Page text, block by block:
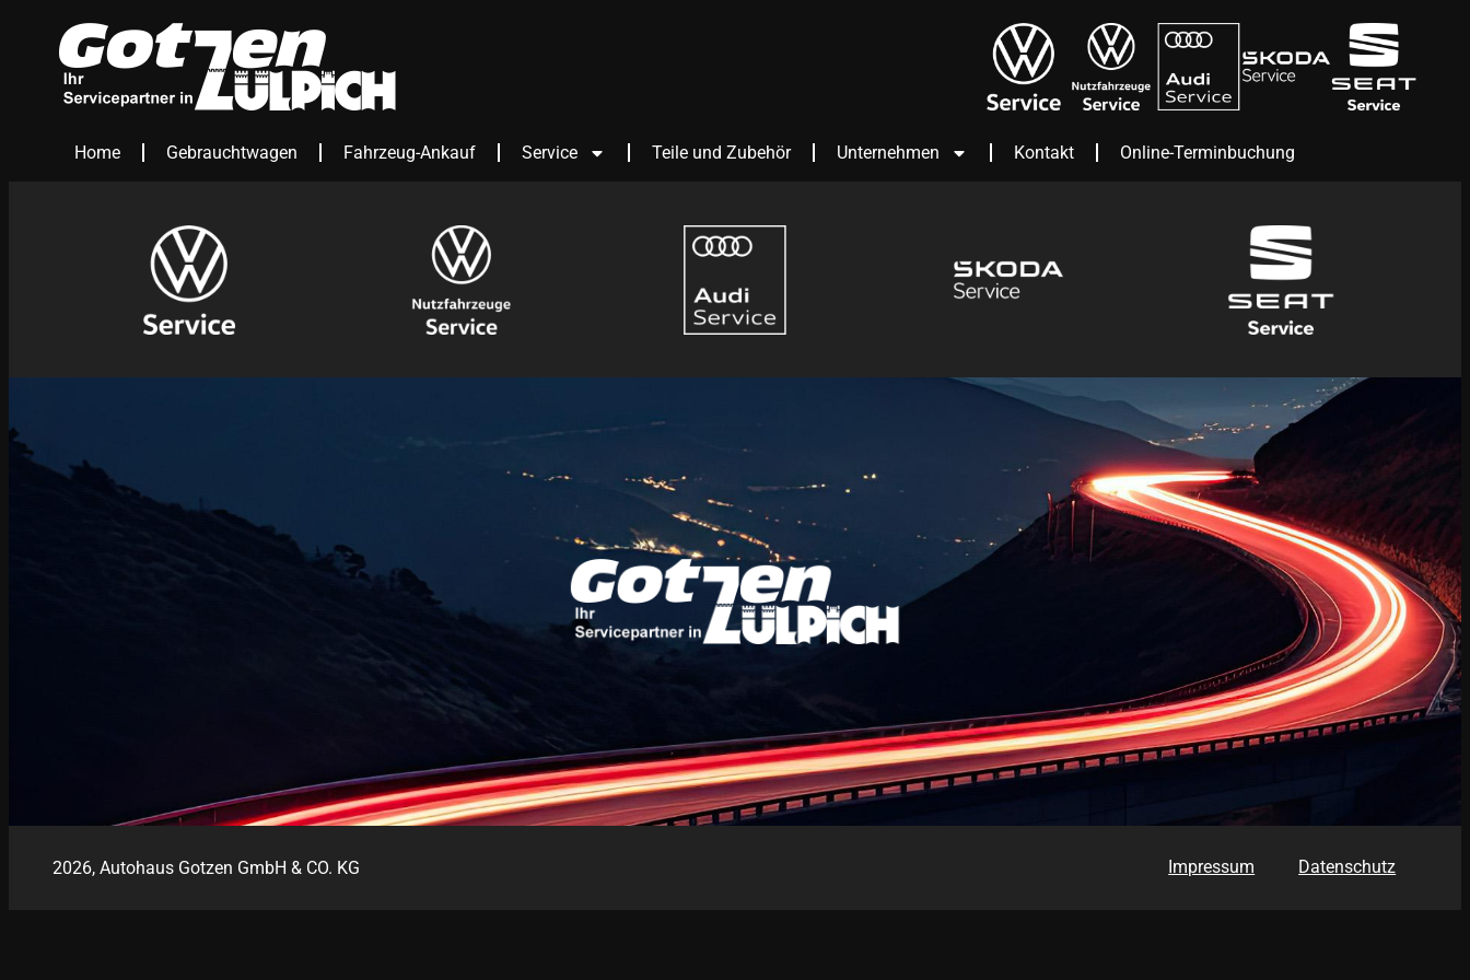
Home Gebrauchtwagen Fahrzeug-Ankauf Service Teile und Zubehör Unternehmen Kontakt Online-Terminbuchung
2026, Autohaus Gotzen GmbH & CO. KG Impressum Datenschutz